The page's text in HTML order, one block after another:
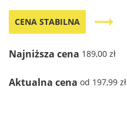
CENA STABILNA trending_flat
Najniższa cena 189,00 zł
Aktualna cena od 197,99 zł